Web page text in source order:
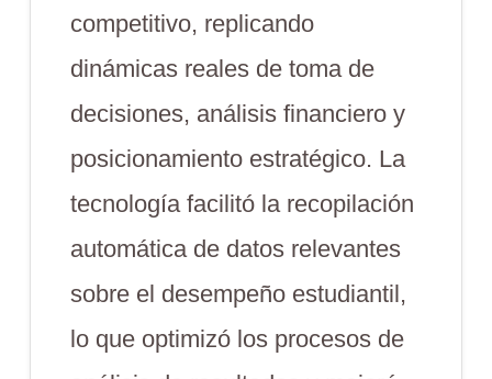
competitivo, replicando
dinámicas reales de toma de
decisiones, análisis financiero y
posicionamiento estratégico. La
tecnología facilitó la recopilación
automática de datos relevantes
sobre el desempeño estudiantil,
lo que optimizó los procesos de